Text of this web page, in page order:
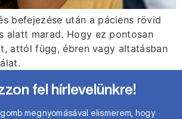
befejezése után a páciens rövid
alatt marad. Hogy ez pontosan
attól függ, ébren vagy altatásban
fel hírlevelünkre!
megnyomásával elismerem, hogy